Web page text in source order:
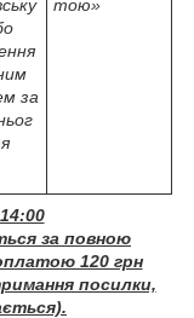
за
тою»
за повною
120 грн
посилки,